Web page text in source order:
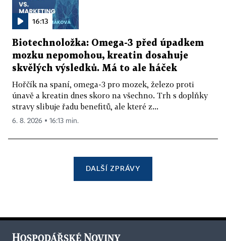
16:13
Biotechnoložka: Omega-3 před úpadkem
mozku nepomohou, kreatin dosahuje
skvělých výsledků. Má to ale háček
Hořčík na spaní, omega-3 pro mozek, železo proti
únavě a kreatin dnes skoro na všechno. Trh s doplňky
stravy slibuje řadu benefitů, ale které z...
6. 8. 2026 ▪ 16:13 min.
DALŠÍ ZPRÁVY